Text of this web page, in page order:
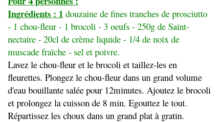
Ingrédients : 1 douzaine de fines tranches de prosciutto
- 1 chou-fleur - 1 brocoli - 3 oeufs - 250g de Saint-
nectaire - 20cl de crème liquide - 1/4 de noix de
muscade fraïche - sel et poivre.
Lavez le chou-fleur et le brocoli et taillez-les en
fleurettes. Plongez le chou-fleur dans un grand volume
d'eau bouillante salée pour 12minutes. Ajoutez le brocoli
et prolongez la cuisson de 8 min. Egouttez le tout.
Répartissez les choux dans un grand plat à gratin.